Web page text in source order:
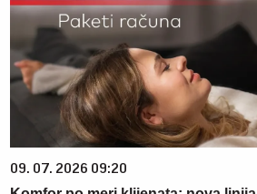
09. 07. 2026 09:20